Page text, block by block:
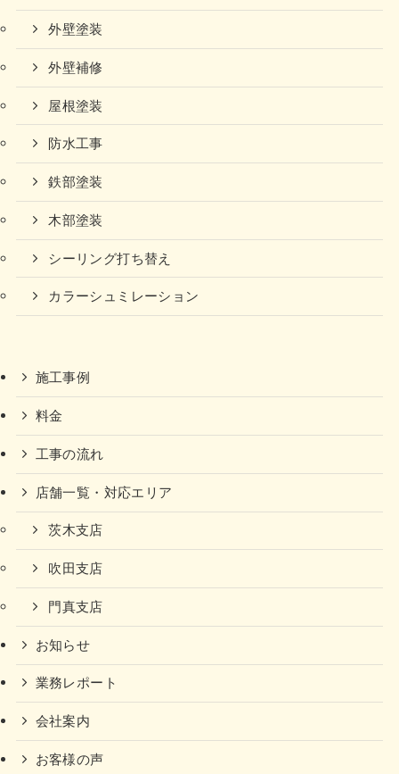
外壁塗装
外壁補修
屋根塗装
防水工事
鉄部塗装
木部塗装
シーリング打ち替え
カラーシュミレーション
施工事例
料金
工事の流れ
店舗一覧・対応エリア
茨木支店
吹田支店
門真支店
お知らせ
業務レポート
会社案内
お客様の声